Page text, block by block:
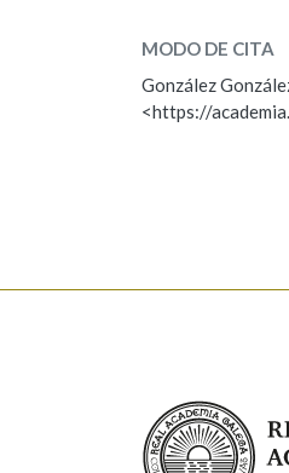
ESCOLLE
Comentario
MODO DE CITA
González
<https://
Real Academia